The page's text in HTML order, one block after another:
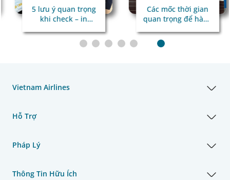
5 lưu ý quan trọng
khi check – in
kiểm tra tự động
TravelDoc ADC
Các mốc thời gian
quan trọng để hành
thuận lợi
Vietnam Airlines
Hỗ Trợ
Pháp Lý
Thông Tin Hữu Ích